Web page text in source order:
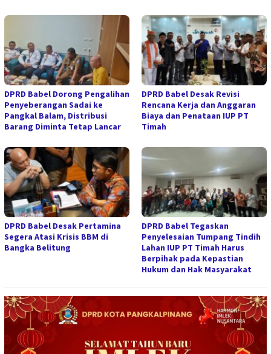
DPRD Babel Dorong Pengalihan
Penyeberangan Sadai ke
Pangkal Balam, Distribusi
Barang Diminta Tetap Lancar
DPRD Babel Desak Revisi
Rencana Kerja dan Anggaran
Biaya dan Penataan IUP PT
Timah
DPRD Babel Desak Pertamina
Segera Atasi Krisis BBM di
Bangka Belitung
DPRD Babel Tegaskan
Penyelesaian Tumpang Tindih
Lahan IUP PT Timah Harus
Berpihak pada Kepastian
Hukum dan Hak Masyarakat